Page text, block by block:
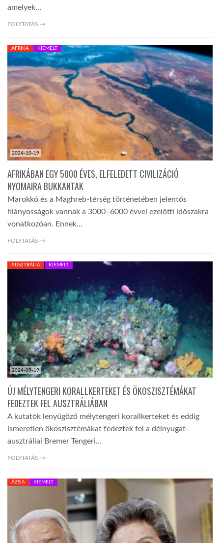
amelyek…
FOLYTATÁS →
2024-10-19
AFRIKA KIEMELT
AFRIKÁBAN EGY 5000 ÉVES, ELFELEDETT CIVILIZÁCIÓ
NYOMAIRA BUKKANTAK
Marokkó és a Maghreb-térség történetében jelentős
hiányosságok vannak a 3000–6000 évvel ezelőtti időszakra
vonatkozóan. Ennek…
FOLYTATÁS →
2024-09-19
AUSZTRÁLIA KIEMELT
ÚJ MÉLYTENGERI KORALLKERTEKET ÉS ÖKOSZISZTÉMÁKAT
FEDEZTEK FEL AUSZTRÁLIÁBAN
A kutatók lenyűgöző mélytengeri korallkerteket és eddig
ismeretlen ökoszisztémákat fedeztek fel a délnyugat-
ausztráliai Bremer Tengeri…
FOLYTATÁS →
ÁZSIA KIEMELT